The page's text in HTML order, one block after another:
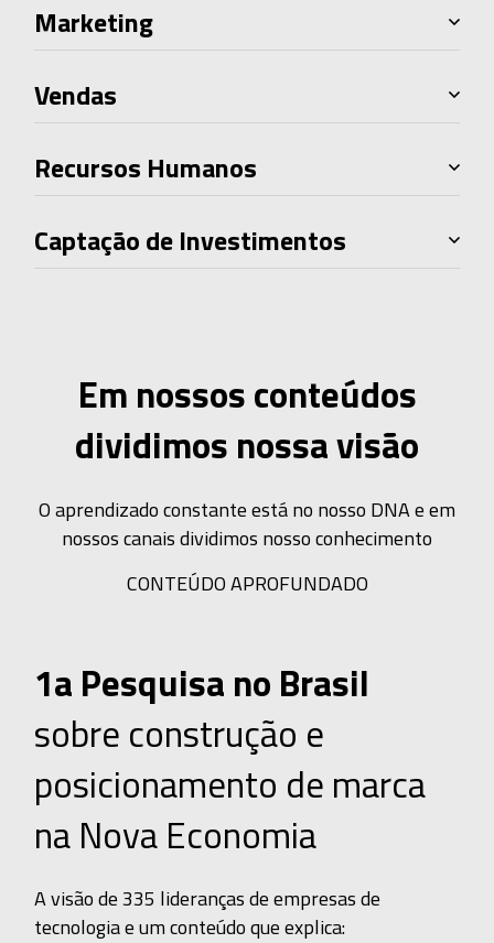
Marketing
Vendas
Recursos Humanos
Captação de Investimentos
Em nossos conteúdos
dividimos nossa visão
O aprendizado constante está no nosso DNA e em
nossos canais dividimos nosso conhecimento
CONTEÚDO APROFUNDADO
1a Pesquisa no Brasil
sobre construção e
posicionamento de marca
na Nova Economia
A visão de 335 lideranças de empresas de
tecnologia e um conteúdo que explica: